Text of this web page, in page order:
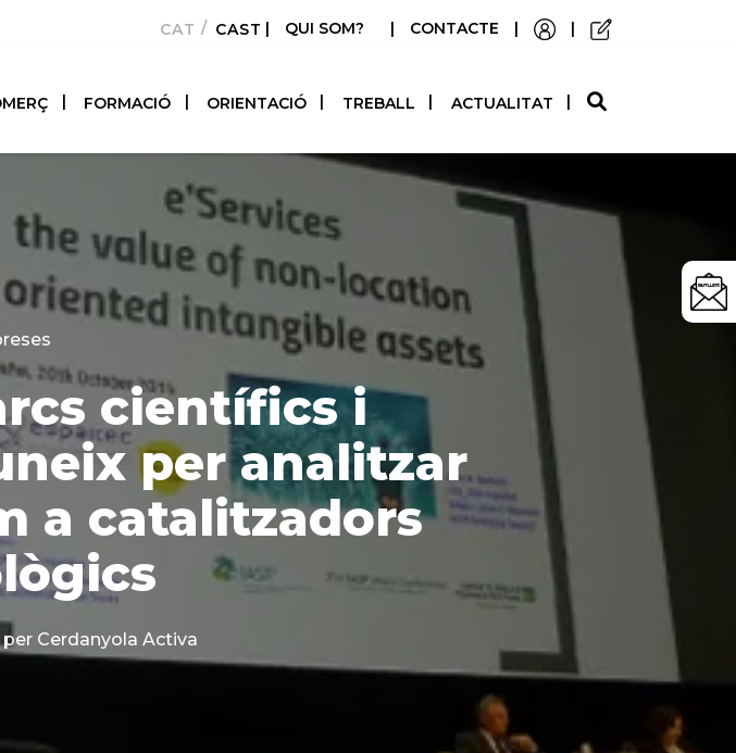
CATALÀCASTELLANO
| QUI SOM? | CONTACTE | |
FORMACIÓ ORIENTACIÓ TREBALL ACTUALITAT
Categories
científics i
per analitzar
a catalitzadors
per Cerdanyola Activa